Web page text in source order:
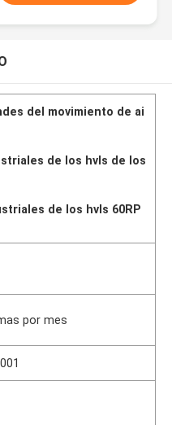
del movimiento de ai
de los hvls de los
de los hvls 60RP
por mes